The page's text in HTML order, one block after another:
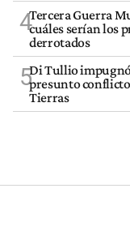
4Tercera Guerra
cuáles serían los
derrotados
5Di Tullio impugnó
presunto conflicto
Tierras